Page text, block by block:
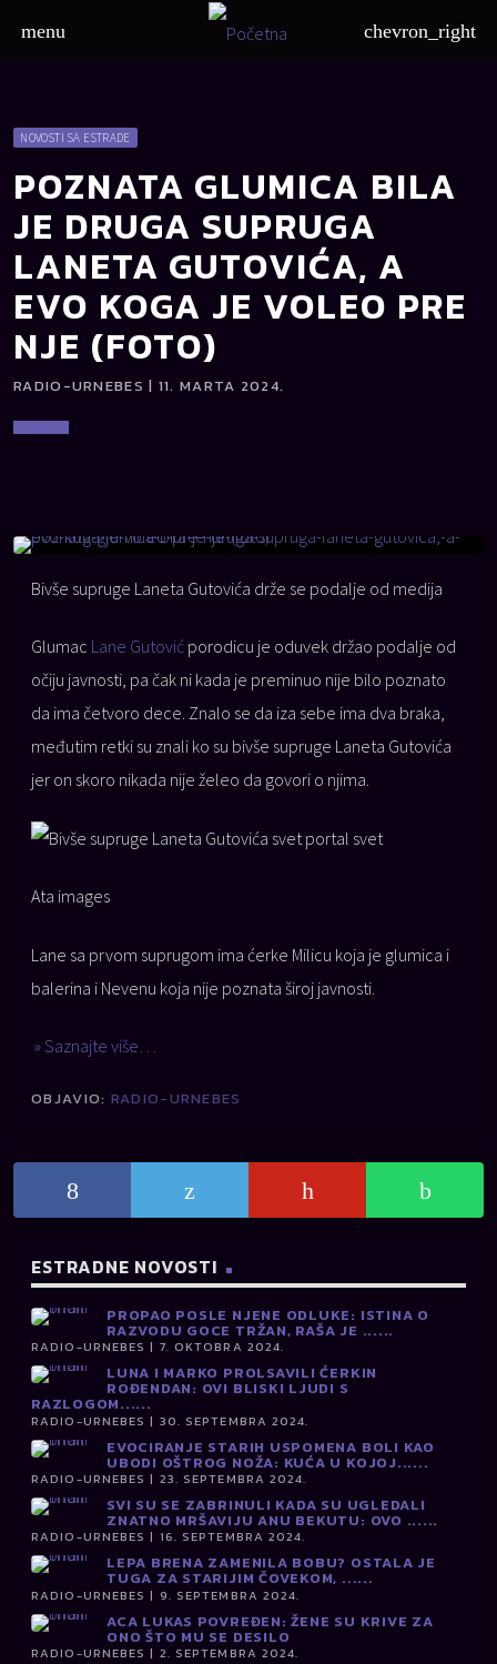
menu chevron_right
NOVOSTI SA ESTRADE
POZNATA GLUMICA BILA
JE DRUGA SUPRUGA
LANETA GUTOVIĆA, A
EVO KOGA JE VOLEO PRE
NJE (FOTO)
RADIO-URNEBES | 11. MARTA 2024.
Bivše supruge Laneta Gutovića drže se podalje od medija
Glumac Lane Gutović porodicu je oduvek držao podalje od
očiju javnosti, pa čak ni kada je preminuo nije bilo poznato
da ima četvoro dece. Znalo se da iza sebe ima dva braka,
međutim retki su znali ko su bivše supruge Laneta Gutovića
jer on skoro nikada nije želeo da govori o njima.
Ata images
Lane sa prvom suprugom ima ćerke Milicu koja je glumica i
balerina i Nevenu koja nije poznata široj javnosti.
» Saznajte više…
OBJAVIO: RADIO-URNEBES
ESTRADNE NOVOSTI
PROPAO POSLE NJENE ODLUKE: ISTINA O
RAZVODU GOCE TRŽAN, RAŠA JE ......
RADIO-URNEBES | 7. OKTOBRA 2024.
LUNA I MARKO PROLSAVILI ĆERKIN
ROĐENDAN: OVI BLISKI LJUDI S
RAZLOGOM......
RADIO-URNEBES | 30. SEPTEMBRA 2024.
EVOCIRANJE STARIH USPOMENA BOLI KAO
UBODI OŠTROG NOŽA: KUĆA U KOJOJ......
RADIO-URNEBES | 23. SEPTEMBRA 2024.
SVI SU SE ZABRINULI KADA SU UGLEDALI
ZNATNO MRŠAVIJU ANU BEKUTU: OVO ......
RADIO-URNEBES | 16. SEPTEMBRA 2024.
LEPA BRENA ZAMENILA BOBU? OSTALA JE
TUGA ZA STARIJIM ČOVEKOM, ......
RADIO-URNEBES | 9. SEPTEMBRA 2024.
ACA LUKAS POVREĐEN: ŽENE SU KRIVE ZA
ONO ŠTO MU SE DESILO
RADIO-URNEBES | 2. SEPTEMBRA 2024.